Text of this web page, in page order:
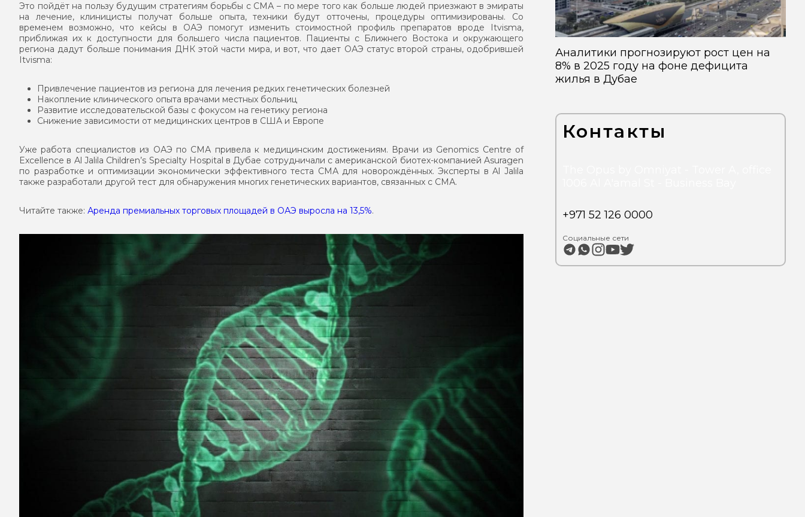
Это пойдёт на пользу будущим стратегиям борьбы с СМА – по мере того как больше людей приезжают в эмираты
на лечение, клиницисты получат больше опыта, техники будут отточены, процедуры оптимизированы. Со
временем возможно, что кейсы в ОАЭ помогут изменить стоимостной профиль препаратов вроде Itvisma,
приближая их к доступности для большего числа пациентов. Пациенты с Ближнего Востока и окружающего
региона дадут больше понимания ДНК этой части мира, и вот, что дает ОАЭ статус второй страны, одобрившей
Itvisma:
Привлечение пациентов из региона для лечения редких генетических болезней
Накопление клинического опыта врачами местных больниц
Развитие исследовательской базы с фокусом на генетику региона
Снижение зависимости от медицинских центров в США и Европе
Уже работа специалистов из ОАЭ по СМА привела к медицинским достижениям. Врачи из Genomics Centre of
Excellence в Al Jalila Children’s Specialty Hospital в Дубае сотрудничали с американской биотех-компанией Asuragen
по разработке и оптимизации экономически эффективного теста СМА для новорождённых. Эксперты в Al Jalila
также разработали другой тест для обнаружения многих генетических вариантов, связанных с СМА.
Читайте также: Аренда премиальных торговых площадей в ОАЭ выросла на 13,5%.
Аналитики прогнозируют рост цен на
8% в 2025 году на фоне дефицита
жилья в Дубае
Контакты
+971 52 126 0000
Социальные сети